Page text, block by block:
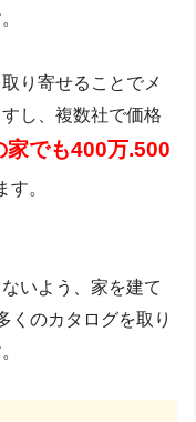
り寄せることでメ
し、複数社で価格
家でも400万.500
す。
いよう、家を建て
くのカタログを取り